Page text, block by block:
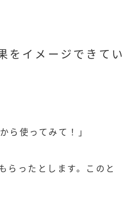
をイメージできてい
ら使ってみて！」
らったとします。このと